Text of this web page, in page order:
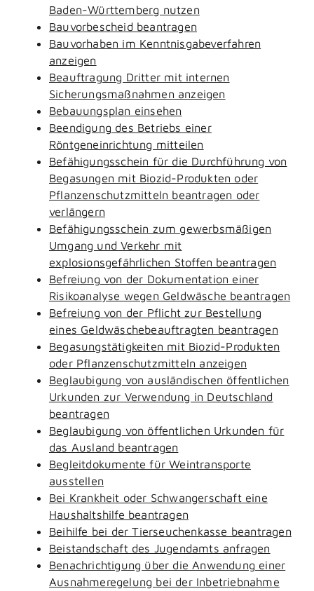
Baden-Württemberg nutzen
Bauvorbescheid beantragen
Bauvorhaben im Kenntnisgabeverfahren
anzeigen
Beauftragung Dritter mit internen
Sicherungsmaßnahmen anzeigen
Bebauungsplan einsehen
Beendigung des Betriebs einer
Röntgeneinrichtung mitteilen
Befähigungsschein für die Durchführung von
Begasungen mit Biozid-Produkten oder
Pflanzenschutzmitteln beantragen oder
verlängern
Befähigungsschein zum gewerbsmäßigen
Umgang und Verkehr mit
explosionsgefährlichen Stoffen beantragen
Befreiung von der Dokumentation einer
Risikoanalyse wegen Geldwäsche beantragen
Befreiung von der Pflicht zur Bestellung
eines Geldwäschebeauftragten beantragen
Begasungstätigkeiten mit Biozid-Produkten
oder Pflanzenschutzmitteln anzeigen
Beglaubigung von ausländischen öffentlichen
Urkunden zur Verwendung in Deutschland
beantragen
Beglaubigung von öffentlichen Urkunden für
das Ausland beantragen
Begleitdokumente für Weintransporte
ausstellen
Bei Krankheit oder Schwangerschaft eine
Haushaltshilfe beantragen
Beihilfe bei der Tierseuchenkasse beantragen
Beistandschaft des Jugendamts anfragen
Benachrichtigung über die Anwendung einer
Ausnahmeregelung bei der Inbetriebnahme